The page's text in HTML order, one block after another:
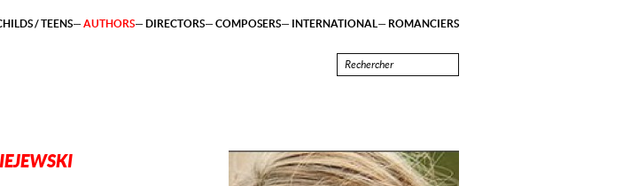
/ TEENS AUTHORS DIRECTORS COMPOSERS INTERNATIONAL ROMANCIERS